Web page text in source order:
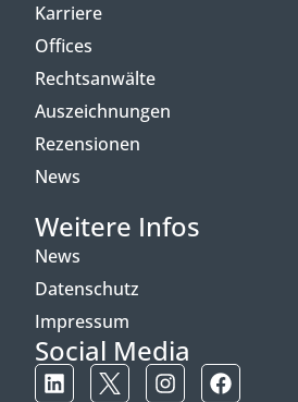
Karriere
Offices
Rechtsanwälte
Auszeichnungen
Rezensionen
News
Weitere Infos
News
Datenschutz
Impressum
Social Media